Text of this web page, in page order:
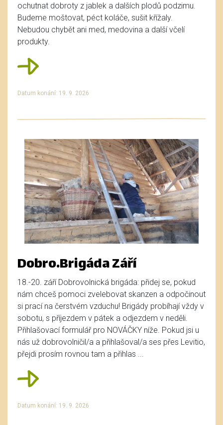
ochutnat dobroty z jablek a dalších plodů podzimu.
Budeme moštovat, péct koláče, sušit křížaly.
Nebudou chybět ani med, medovina a další včelí
produkty.
Datum konání: 19. 9. 2026
Dobro.Brigáda Září
18.-20. září Dobrovolnická brigáda: přidej se, pokud
nám chceš pomoci zvelebovat skanzen a odpočinout
si prací na čerstvém vzduchu! Brigády probíhají vždy v
sobotu, s příjezdem v pátek a odjezdem v neděli.
Přihlašovací formulář pro NOVÁČKY níže. Pokud jsi u
nás už dobrovolničil/a a přihlašoval/a ses přes Levitio,
přejdi prosím rovnou tam a přihlas ...
Datum konání: 19. 9. 2026